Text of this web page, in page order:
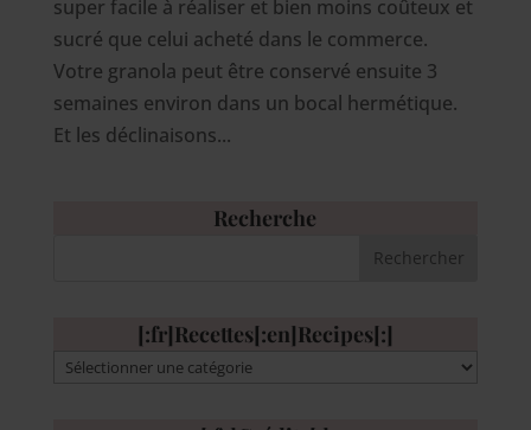
super facile à réaliser et bien moins coûteux et
sucré que celui acheté dans le commerce.
Votre granola peut être conservé ensuite 3
semaines environ dans un bocal hermétique.
Et les déclinaisons...
Recherche
[:fr]Recettes[:en]Recipes[:]
[:fr]Recettes[:en]Recipes[:]